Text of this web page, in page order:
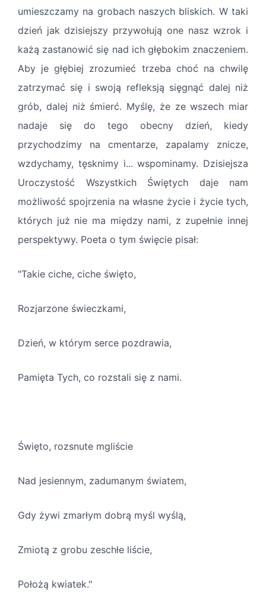
umieszczamy na grobach naszych bliskich. W taki
dzień jak dzisiejszy przywołują one nasz wzrok i
każą zastanowić się nad ich głębokim znaczeniem.
Aby je głębiej zrozumieć trzeba choć na chwilę
zatrzymać się i swoją refleksją sięgnąć dalej niż
grób, dalej niż śmierć. Myślę, że ze wszech miar
nadaje się do tego obecny dzień, kiedy
przychodzimy na cmentarze, zapalamy znicze,
wzdychamy, tęsknimy i... wspominamy. Dzisiejsza
Uroczystość Wszystkich Świętych daje nam
możliwość spojrzenia na własne życie i życie tych,
których już nie ma między nami, z zupełnie innej
perspektywy. Poeta o tym święcie pisał:
"Takie ciche, ciche święto,
Rozjarzone świeczkami,
Dzień, w którym serce pozdrawia,
Pamięta Tych, co rozstali się z nami.
Święto, rozsnute mgliście
Nad jesiennym, zadumanym światem,
Gdy żywi zmarłym dobrą myśl wyślą,
Zmiotą z grobu zeschłe liście,
Położą kwiatek."